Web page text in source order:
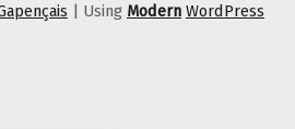
| Using Modern WordPress